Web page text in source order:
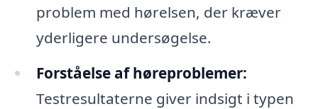
problem med hørelsen, der kræver
yderligere undersøgelse.
Forståelse af høreproblemer:
Testresultaterne giver indsigt i typen